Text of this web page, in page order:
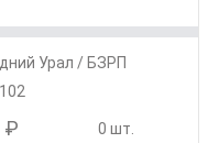
Урал / БЗРП
₽ 0 шт.